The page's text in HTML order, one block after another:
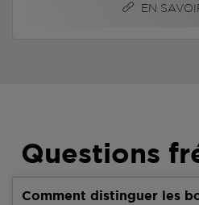
EN
Questions
Comment distinguer les